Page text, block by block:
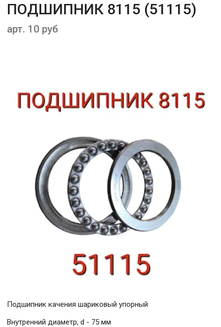
ПОДШИПНИК 8115 (51115)
арт. 10 руб
Подшипник качения шариковый упорный
Внутренний диаметр, d - 75 мм